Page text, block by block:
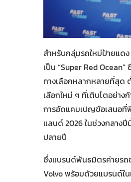
สำหรับกลุ่มรถใหม่ป้ายแดง
เป็น “Super Red
ทางเลือกหลากหลายที่สุด
เลือกใหม่ ๆ ที่เติบโตอย่าง
การอัดแคมเปญข้อเสนอที่
แลนด์ 2026 ในช่วงกลาง
ปลายปี
ซึ่งแบรนด์พันธมิตรค่ายรถ
Volvo พร้อมด้วยแบรนด์ใน